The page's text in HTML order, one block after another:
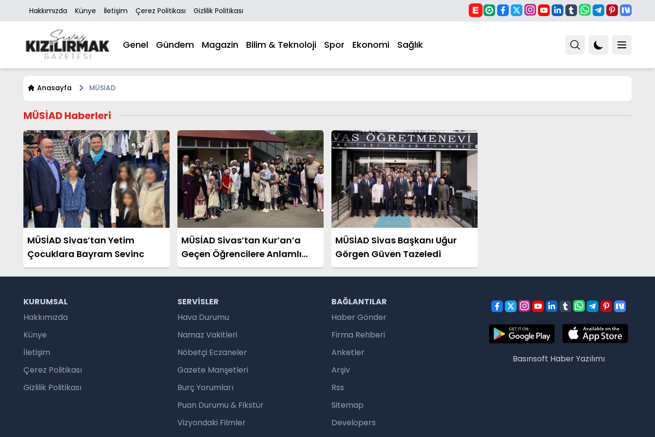
Hakkımızda Künye İletişim Çerez Politikası Gizlilik Politikası
Genel Gündem Magazin Bilim & Teknoloji Spor Ekonomi Sağlık
Anasayfa MÜSİAD
MÜSİAD Haberleri
MÜSİAD Sivas’tan Yetim
Çocuklara Bayram Sevinc
MÜSİAD Sivas’tan Kur’an’a
Geçen Öğrencilere Anlamlı
Ziyaret
MÜSİAD Sivas Başkanı Uğur
Görgen Güven Tazeledi
KURUMSAL
Hakkımızda
Künye
İletişim
Çerez Politikası
Gizlilik Politikası
SERVISLER
Hava Durumu
Namaz Vakitleri
Nöbetçi Eczaneler
Gazete Manşetleri
Burç Yorumları
Puan Durumu & Fikstür
Vizyondaki Filmler
BAĞLANTILAR
Haber Gönder
Firma Rehberi
Anketler
Arşiv
Rss
Sitemap
Developers
Basınsoft Haber Yazılımı